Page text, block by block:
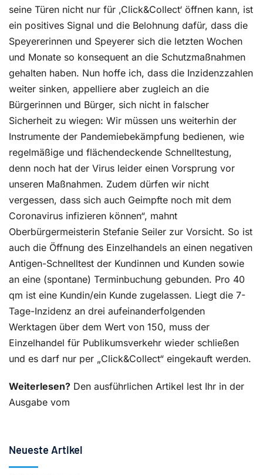
seine Türen nicht nur für ‚Click&Collect‘ öffnen kann, ist
ein positives Signal und die Belohnung dafür, dass die
Speyererinnen und Speyerer sich die letzten Wochen
und Monate so konsequent an die Schutzmaßnahmen
gehalten haben. Nun hoffe ich, dass die Inzidenzzahlen
weiter sinken, appelliere aber zugleich an die
Bürgerinnen und Bürger, sich nicht in falscher
Sicherheit zu wiegen: Wir müssen uns weiterhin der
Instrumente der Pandemiebekämpfung bedienen, wie
regelmäßige und flächendeckende Schnelltestung,
denn noch hat der Virus leider einen Vorsprung vor
unseren Maßnahmen. Zudem dürfen wir nicht
vergessen, dass sich auch Geimpfte noch mit dem
Coronavirus infizieren können“, mahnt
Oberbürgermeisterin Stefanie Seiler zur Vorsicht. So ist
auch die Öffnung des Einzelhandels an einen negativen
Antigen-Schnelltest der Kundinnen und Kunden sowie
an eine (spontane) Terminbuchung gebunden. Pro 40
qm ist eine Kundin/ein Kunde zugelassen. Liegt die 7-
Tage-Inzidenz an drei aufeinanderfolgenden
Werktagen über dem Wert von 150, muss der
Einzelhandel für Publikumsverkehr wieder schließen
und es darf nur per „Click&Collect“ eingekauft werden.
Weiterlesen? Den ausführlichen Artikel lest Ihr in der
Ausgabe vom
Neueste Artikel